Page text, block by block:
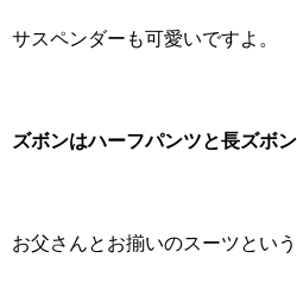
サスペンダーも可愛いですよ。
ズボンはハーフパンツと長ズボン
お父さんとお揃いのスーツとい